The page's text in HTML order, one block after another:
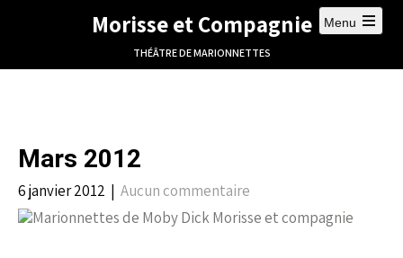
Morisse et Compagnie
THÉÂTRE DE MARIONNETTES
Menu
Mars 2012
6 janvier 2012 | Aucun commentaire